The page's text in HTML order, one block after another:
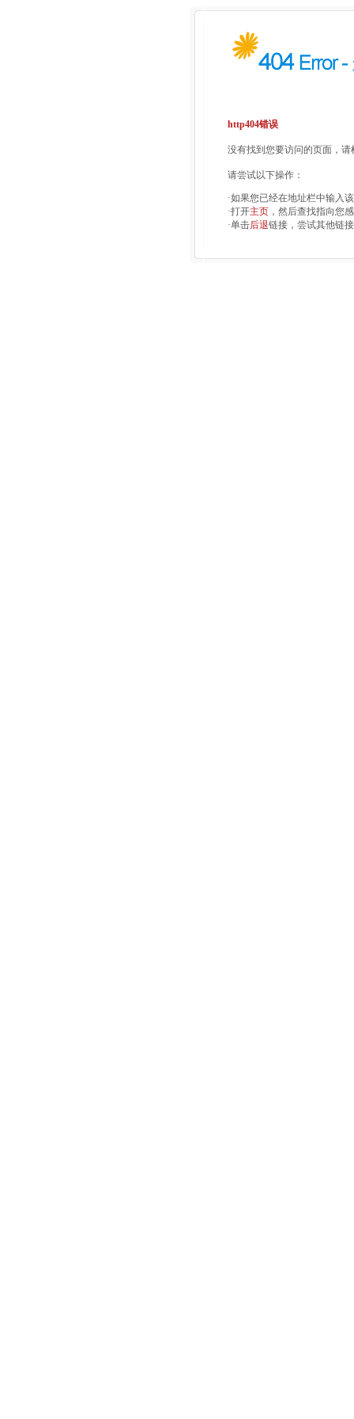
http404错误
没有找到您要访问的页面，
请尝试以下操作：
·如果您已经在地址栏中输入
·打开主页 ，然后查找指向您
·单击后退链接，尝试其他链